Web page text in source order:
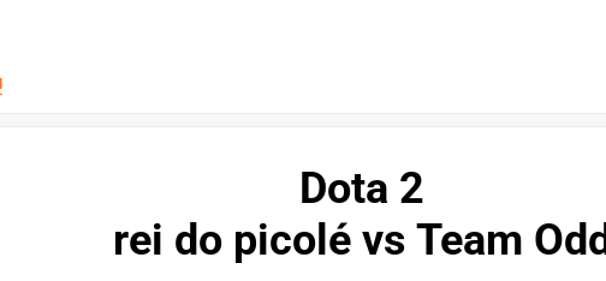
Dota 2
rei do picolé vs Team Odd